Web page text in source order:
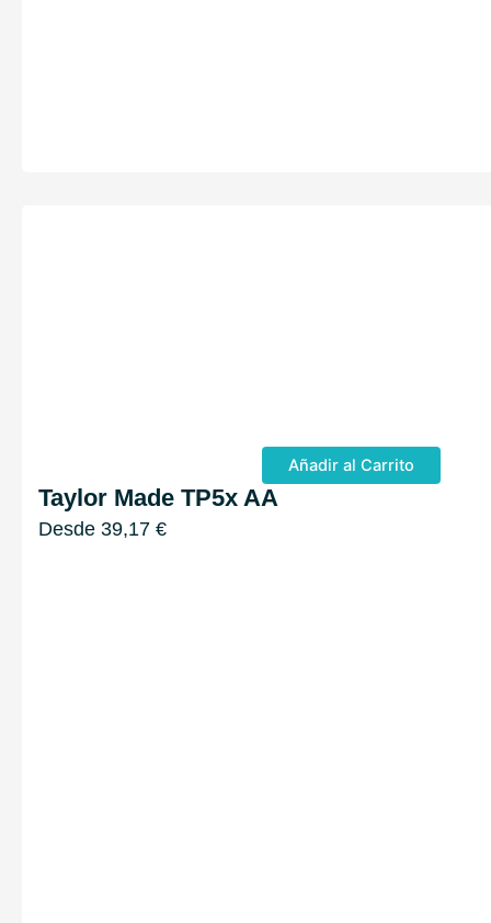
Añadir al Carrito
Taylor Made TP5x AA
Desde 39,17 €